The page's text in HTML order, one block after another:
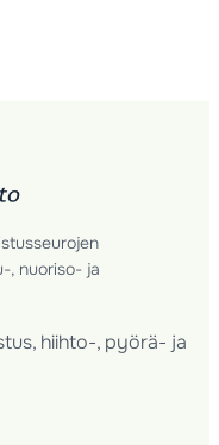
, nuoriso- ja
hiihto-, pyörä- ja